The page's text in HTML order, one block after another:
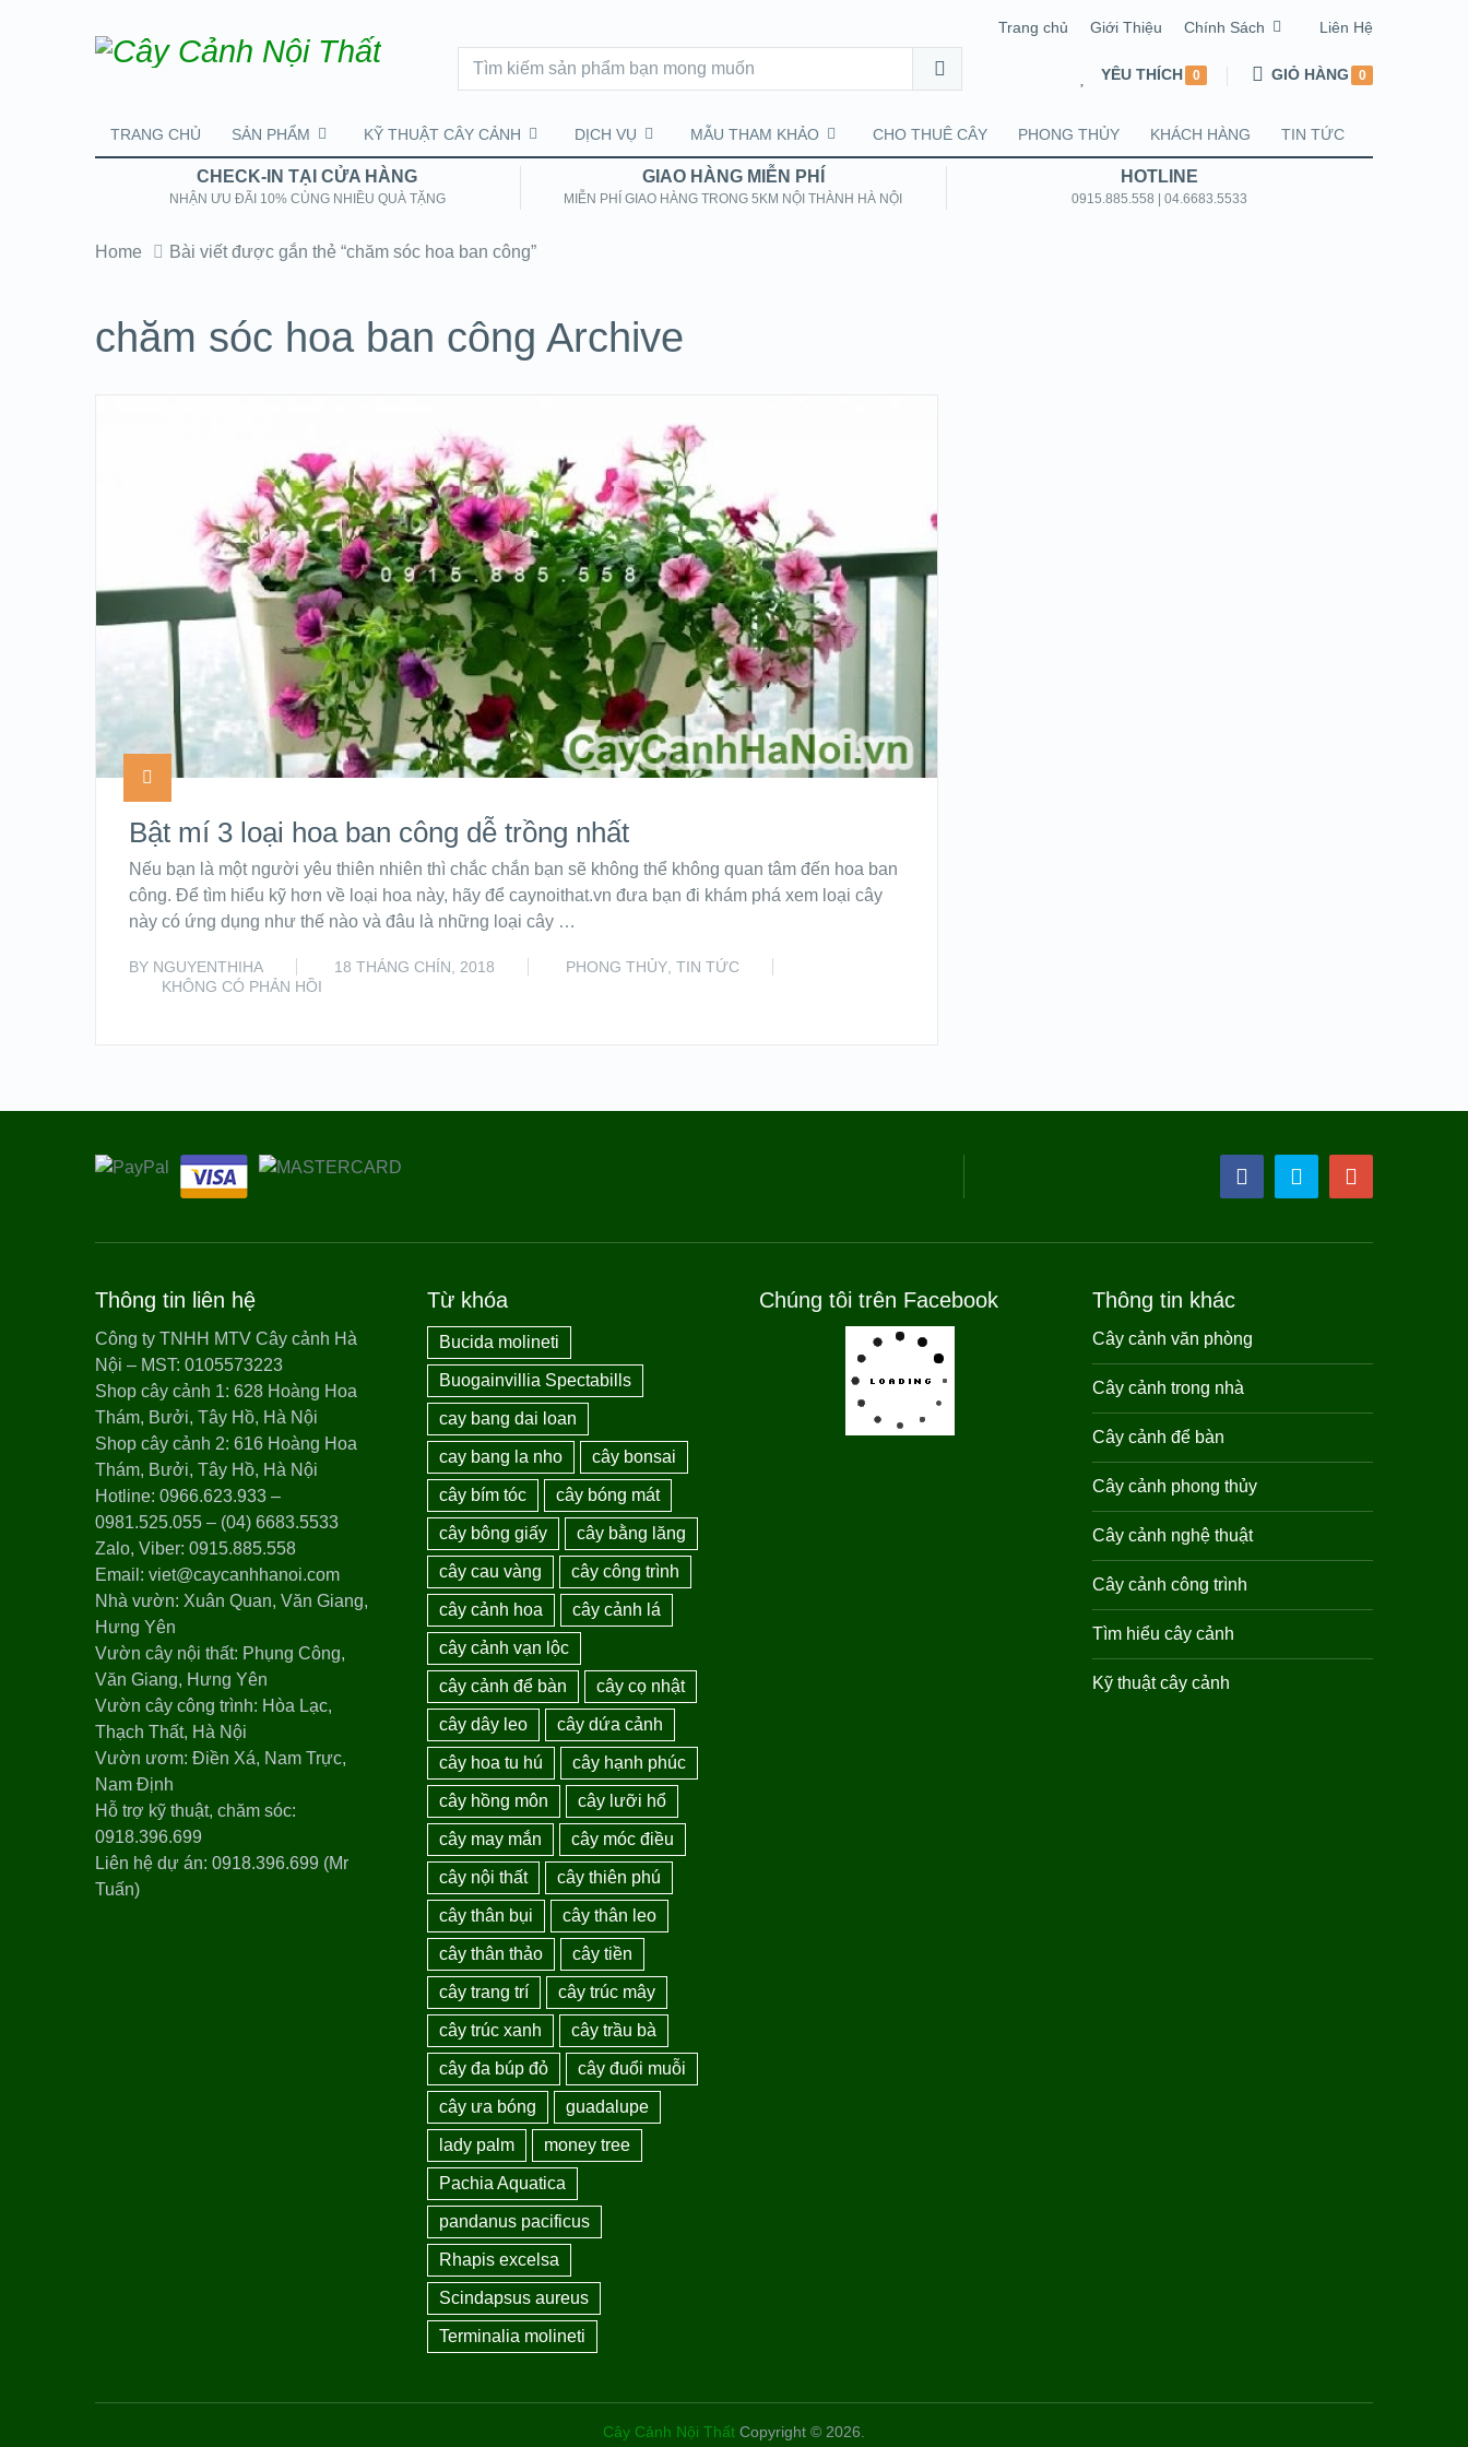
Trang chủ Giới Thiệu Chính Sách Liên Hệ
YÊU THÍCH 0 GIỎ HÀNG 0
TRANG CHỦ SẢN PHẨM KỸ THUẬT CÂY CẢNH DỊCH VỤ MẪU THAM KHẢO CHO THUÊ CÂY PHONG THỦY KHÁCH HÀNG TIN TỨC
CHECK-IN TẠI CỬA HÀNG
NHẬN ƯU ĐÃI 10% CÙNG NHIỀU QUÀ TẶNG
GIAO HÀNG MIỄN PHÍ
MIỄN PHÍ GIAO HÀNG TRONG 5KM NỘI THÀNH HÀ NỘI
HOTLINE
0915.885.558 | 04.6683.5533
Home Bài viết được gắn thẻ “chăm sóc hoa ban công”
chăm sóc hoa ban công Archive
Bật mí 3 loại hoa ban công dễ trồng nhất
Nếu bạn là một người yêu thiên nhiên thì chắc chắn bạn sẽ không thể không quan tâm đến hoa ban
công. Để tìm hiểu kỹ hơn về loại hoa này, hãy để caynoithat.vn đưa bạn đi khám phá xem loại cây
này có ứng dụng như thế nào và đâu là những loại cây …
BY NGUYENTHIHA 18 THÁNG CHÍN, 2018 PHONG THỦY ,TIN TỨC
KHÔNG CÓ PHẢN HỒI
Thông tin liên hệ
Công ty TNHH MTV Cây cảnh Hà
Nội – MST: 0105573223
Shop cây cảnh 1: 628 Hoàng Hoa
Thám, Bưởi, Tây Hồ, Hà Nội
Shop cây cảnh 2: 616 Hoàng Hoa
Thám, Bưởi, Tây Hồ, Hà Nội
Hotline: 0966.623.933 –
0981.525.055 – (04) 6683.5533
Zalo, Viber: 0915.885.558
Email: viet@caycanhhanoi.com
Nhà vườn: Xuân Quan, Văn Giang,
Hưng Yên
Vườn cây nội thất: Phụng Công,
Văn Giang, Hưng Yên
Vườn cây công trình: Hòa Lạc,
Thạch Thất, Hà Nội
Vườn ươm: Điền Xá, Nam Trực,
Nam Định
Hỗ trợ kỹ thuật, chăm sóc:
0918.396.699
Liên hệ dự án: 0918.396.699 (Mr
Tuấn)
Từ khóa
Bucida molineti
Buogainvillia Spectabills
cay bang dai loan
cay bang la nho cây bonsai
cây bím tóc cây bóng mát
cây bông giấy cây bằng lăng
cây cau vàng cây công trình
cây cảnh hoa cây cảnh lá
cây cảnh vạn lộc
cây cảnh để bàn cây cọ nhật
cây dây leo cây dứa cảnh
cây hoa tu hú cây hạnh phúc
cây hồng môn cây lưỡi hổ
cây may mắn cây móc điều
cây nội thất cây thiên phú
cây thân bụi cây thân leo
cây thân thảo cây tiền
cây trang trí cây trúc mây
cây trúc xanh cây trầu bà
cây đa búp đỏ cây đuổi muỗi
cây ưa bóng guadalupe
lady palm money tree
Pachia Aquatica
pandanus pacificus
Rhapis excelsa
Scindapsus aureus
Terminalia molineti
Chúng tôi trên Facebook Thông tin khác
Cây cảnh văn phòng
Cây cảnh trong nhà
Cây cảnh để bàn
Cây cảnh phong thủy
Cây cảnh nghệ thuật
Cây cảnh công trình
Tìm hiểu cây cảnh
Kỹ thuật cây cảnh
Cây Cảnh Nội Thất Copyright © 2026.